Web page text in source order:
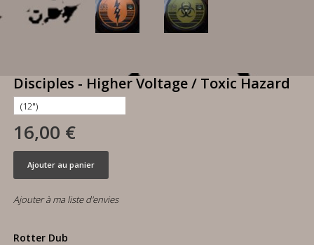
Disciples - Higher Voltage / Toxic Hazard
16,00 €
Ajouter au panier
Ajouter à ma liste d'envies
Rotter Dub